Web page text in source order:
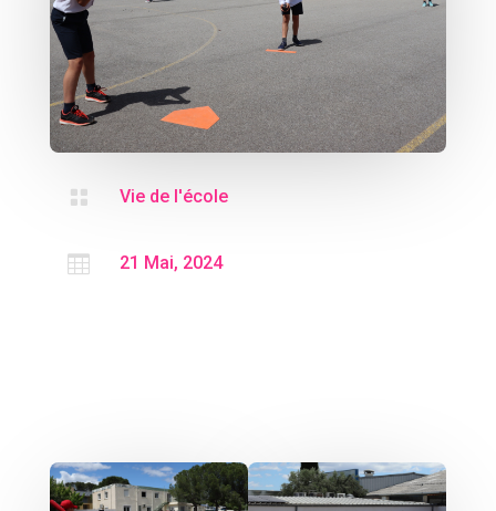
 Vie de l'école
 21 Mai, 2024